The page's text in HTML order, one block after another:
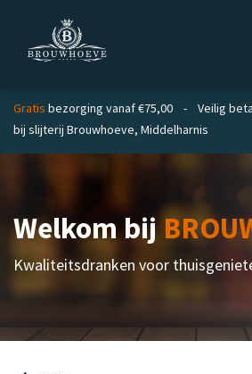
Gratis bezorging vanaf €75,00 - Veilig
bij slijterij Brouwhoeve, Middelharnis
Welkom bij
Kwaliteitsdranken voor